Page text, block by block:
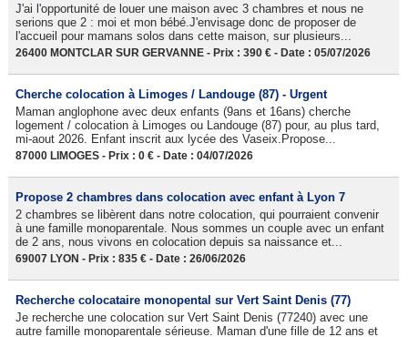
J'ai l'opportunité de louer une maison avec 3 chambres et nous ne
serions que 2 : moi et mon bébé.J'envisage donc de proposer de
l'accueil pour mamans solos dans cette maison, sur plusieurs...
26400 MONTCLAR SUR GERVANNE - Prix : 390 € - Date : 05/07/2026
Cherche colocation à Limoges / Landouge (87) - Urgent
Maman anglophone avec deux enfants (9ans et 16ans) cherche
logement / colocation à Limoges ou Landouge (87) pour, au plus tard,
mi-aout 2026. Enfant inscrit aux lycée des Vaseix.Propose...
87000 LIMOGES - Prix : 0 € - Date : 04/07/2026
Propose 2 chambres dans colocation avec enfant à Lyon 7
2 chambres se libèrent dans notre colocation, qui pourraient convenir
à une famille monoparentale. Nous sommes un couple avec un enfant
de 2 ans, nous vivons en colocation depuis sa naissance et...
69007 LYON - Prix : 835 € - Date : 26/06/2026
Recherche colocataire monopental sur Vert Saint Denis (77)
Je recherche une colocation sur Vert Saint Denis (77240) avec une
autre famille monoparentale sérieuse. Maman d'une fille de 12 ans et